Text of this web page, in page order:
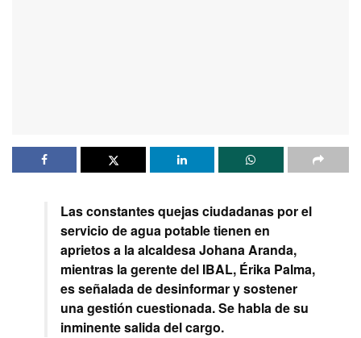
Las constantes quejas ciudadanas por el
servicio de agua potable tienen en
aprietos a la alcaldesa Johana Aranda,
mientras la gerente del IBAL, Érika Palma,
es señalada de desinformar y sostener
una gestión cuestionada. Se habla de su
inminente salida del cargo.